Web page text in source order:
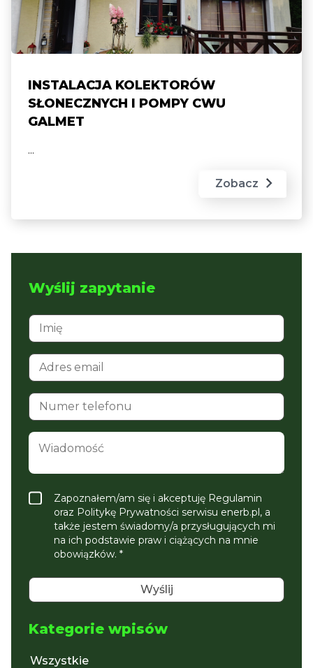
INSTALACJA KOLEKTORÓW
SŁONECZNYCH I POMPY CWU
GALMET
...
Zobacz
Wyślij zapytanie
Zapoznałem/am się i akceptuję Regulamin
oraz Politykę Prywatności serwisu enerb.pl, a
także jestem świadomy/a przysługujących mi
na ich podstawie praw i ciążących na mnie
obowiązków. *
Kategorie wpisów
Wszystkie